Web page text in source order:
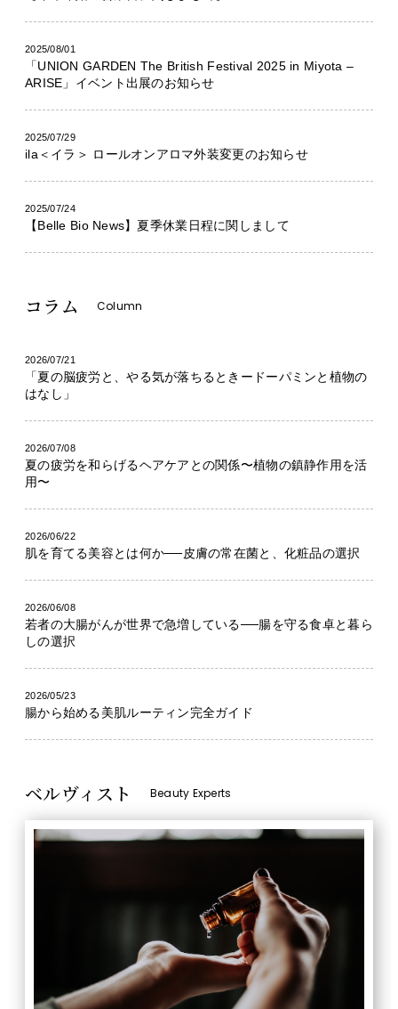
2025/08/01
「UNION GARDEN The British Festival 2025 in Miyota –
ARISE」イベント出展のお知らせ
2025/07/29
ila＜イラ＞ ロールオンアロマ外装変更のお知らせ
2025/07/24
【Belle Bio News】夏季休業日程に関しまして
コラム Column
2026/07/21
「夏の脳疲労と、やる気が落ちるときードーパミンと植物の
はなし」
2026/07/08
夏の疲労を和らげるヘアケアとの関係〜植物の鎮静作用を活
用〜
2026/06/22
肌を育てる美容とは何か──皮膚の常在菌と、化粧品の選択
2026/06/08
若者の大腸がんが世界で急増している──腸を守る食卓と暮ら
しの選択
2026/05/23
腸から始める美肌ルーティン完全ガイド
ベルヴィスト Beauty Experts